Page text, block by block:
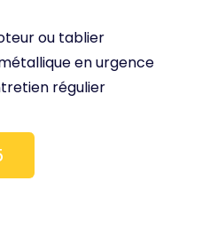
ou tablier
en urgence
régulier